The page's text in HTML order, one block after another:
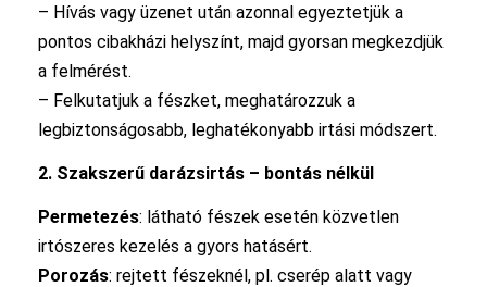
– Hívás vagy üzenet után azonnal egyeztetjük a
pontos cibakházi helyszínt, majd gyorsan megkezdjük
a felmérést.
– Felkutatjuk a fészket, meghatározzuk a
legbiztonságosabb, leghatékonyabb irtási módszert.
2. Szakszerű darázsirtás – bontás nélkül
Permetezés: látható fészek esetén közvetlen
irtószeres kezelés a gyors hatásért.
Porozás: rejtett fészeknél, pl. cserép alatt vagy